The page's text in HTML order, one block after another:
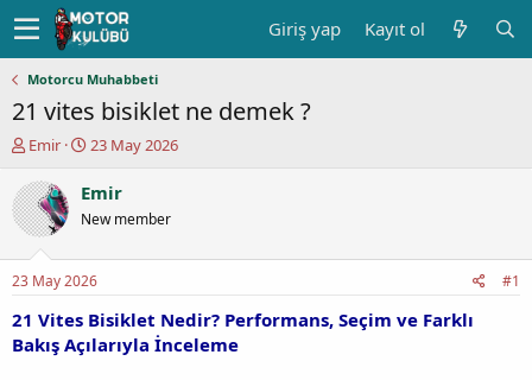
Giriş yap Kayıt ol
Motorcu Muhabbeti
21 vites bisiklet ne demek ?
K
n
u
y
b
a
ş
a
Emir
B
ş
a
g
ı
ç
t
a
23 May 2026
Emir
New member
23 May 2026 #1
21 Vites Bisiklet Nedir? Performans, Seçim ve Farklı
Bakış Açılarıyla İnceleme